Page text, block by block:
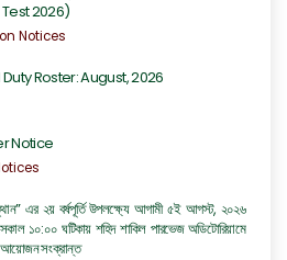
2026)
Notices
Duty Roster: August, 2026
Notice
এর ২য় বর্ষপূর্তি উপলক্ষ্যে আগামী ৫ই আগস্ট, ২০২৬
সকাল ১০:০০ ঘটিকায় শহিদ শাকিল পারভেজ অডিটোরিয়ামে
সংক্রান্ত